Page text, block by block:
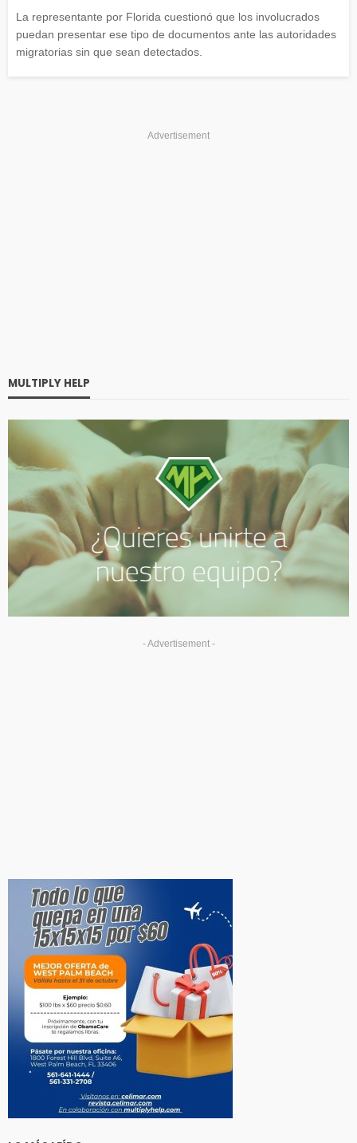
La representante por Florida cuestionó que los involucrados
puedan presentar ese tipo de documentos ante las autoridades
migratorias sin que sean detectados.
Advertisement
MULTIPLY HELP
- Advertisement -